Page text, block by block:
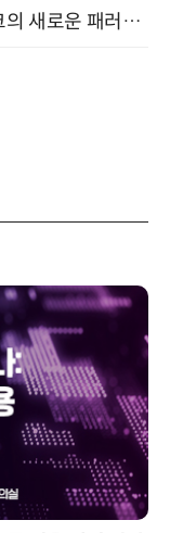
“AI와 함께 일하는 시대 ” - 스마트 워크의 새로운 패러다임 (9/11)